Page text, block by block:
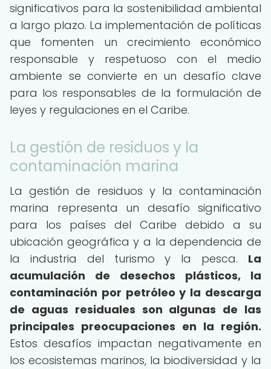
significativos para la sostenibilidad ambiental
a largo plazo. La implementación de políticas
que fomenten un crecimiento económico
responsable y respetuoso con el medio
ambiente se convierte en un desafío clave
para los responsables de la formulación de
leyes y regulaciones en el Caribe.
La gestión de residuos y la
contaminación marina
La gestión de residuos y la contaminación
marina representa un desafío significativo
para los países del Caribe debido a su
ubicación geográfica y a la dependencia de
la industria del turismo y la pesca. La
acumulación de desechos plásticos, la
contaminación por petróleo y la descarga
de aguas residuales son algunas de las
principales preocupaciones en la región.
Estos desafíos impactan negativamente en
los ecosistemas marinos, la biodiversidad y la